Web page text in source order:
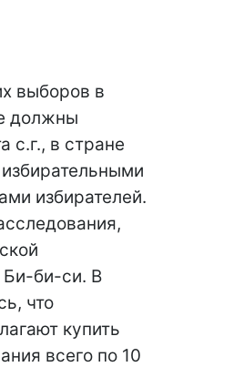
выборов в
должны
с.г., в стране
избирателей.
Би-би-си. В
что
купить
всего по 10